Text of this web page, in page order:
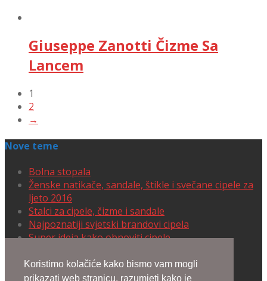
Koristimo kolačiće kako bismo vam mogli
prikazati web stranicu, razumjeti kako je
Giuseppe Zanotti Čizme Sa
Lancem
1
2
→
Nove teme
Bolna stopala
Ženske natikače, sandale, štikle i svečane cipele za
ljeto 2016
Stalci za cipele, čizme i sandale
Najpoznatiji svjetski brandovi cipela
Super ideja kako obnoviti cipele
Cipele koje izmamljuju uzdahe